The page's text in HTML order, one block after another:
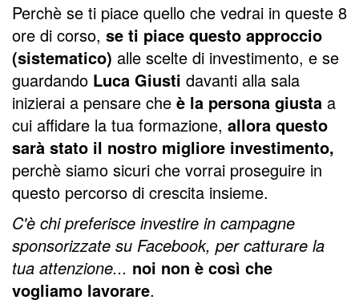
Perchè se ti piace quello che vedrai in queste 8
ore di corso, se ti piace questo approccio
(sistematico) alle scelte di investimento, e se
guardando Luca Giusti davanti alla sala
inizierai a pensare che è la persona giusta a
cui affidare la tua formazione, allora questo
sarà stato il nostro migliore investimento,
perchè siamo sicuri che vorrai proseguire in
questo percorso di crescita insieme.
C'è chi preferisce investire in campagne
sponsorizzate su Facebook, per catturare la
tua attenzione... noi non è così che
vogliamo lavorare.